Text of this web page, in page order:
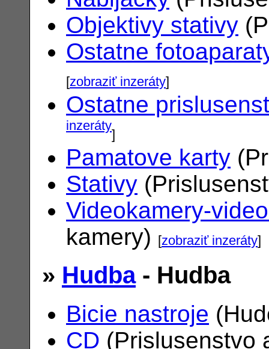
Objektivy stativy
Ostatne
[zobraziť inzeráty]
Ostatne
inzeráty]
Pamatove karty
Stativy
Videokamery-
kamery) [zobraziť inzeráty]
» Hudba- Hudba
Bicie nastroje
CD (Prislusenstvo